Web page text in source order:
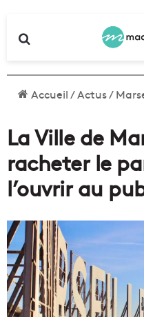
Accueil/Actus/
La Ville de
racheter le
l’ouvrir au